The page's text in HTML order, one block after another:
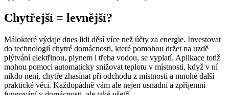
Chytřejší = levnější?
Málokteré výdaje dnes lidi děsí více než účty za energie. Investovat
do technologií chytré domácnosti, které pomohou držet na uzdě
plýtvání elektřinou, plynem i třeba vodou, se vyplatí. Aplikace totiž
mohou pomoci automaticky snižovat teplotu v místnosti, když v ní
nikdo není, chytře zhasínat při odchodu z místnosti a mnohé další
praktické věci. Každopádně vám ale nejen usnadní a zpříjemní